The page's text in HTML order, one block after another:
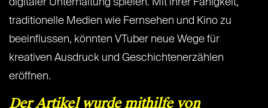
digitaler Unterhaltung spielen. Mit ihrer Fähigkeit,
traditionelle Medien wie Fernsehen und Kino zu
beeinflussen, könnten VTuber neue Wege für
kreativen Ausdruck und Geschichtenerzählen
eröffnen.
Der Artikel wurde mithilfe von